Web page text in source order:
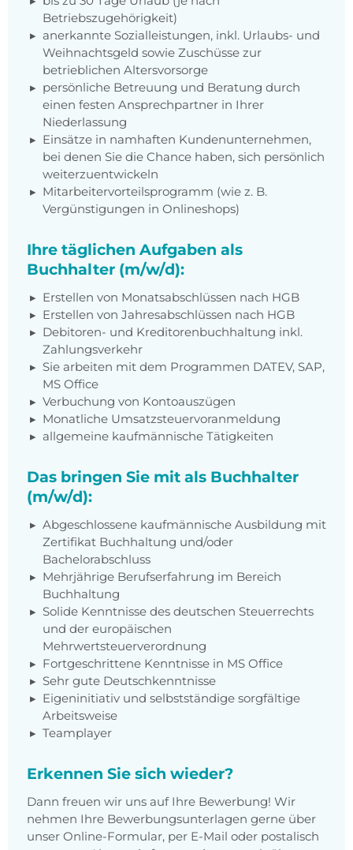
Betriebszugehörigkeit)
anerkannte Sozialleistungen, inkl. Urlaubs- und
Weihnachtsgeld sowie Zuschüsse zur
betrieblichen Altersvorsorge
persönliche Betreuung und Beratung durch
einen festen Ansprechpartner in Ihrer
Niederlassung
Einsätze in namhaften Kundenunternehmen,
bei denen Sie die Chance haben, sich persönlich
weiterzuentwickeln
Mitarbeitervorteilsprogramm (wie z. B.
Vergünstigungen in Onlineshops)
Ihre täglichen Aufgaben als
Buchhalter (m/w/d):
Erstellen von Monatsabschlüssen nach HGB
Erstellen von Jahresabschlüssen nach HGB
Debitoren- und Kreditorenbuchhaltung inkl.
Zahlungsverkehr
Sie arbeiten mit dem Programmen DATEV, SAP,
MS Office
Verbuchung von Kontoauszügen
Monatliche Umsatzsteuervoranmeldung
allgemeine kaufmännische Tätigkeiten
Das bringen Sie mit als Buchhalter
(m/w/d):
Abgeschlossene kaufmännische Ausbildung mit
Zertifikat Buchhaltung und/oder
Bachelorabschluss
Mehrjährige Berufserfahrung im Bereich
Buchhaltung
Solide Kenntnisse des deutschen Steuerrechts
und der europäischen
Mehrwertsteuerverordnung
Fortgeschrittene Kenntnisse in MS Office
Sehr gute Deutschkenntnisse
Eigeninitiativ und selbstständige sorgfältige
Arbeitsweise
Teamplayer
Erkennen Sie sich wieder?
Dann freuen wir uns auf Ihre Bewerbung! Wir
nehmen Ihre Bewerbungsunterlagen gerne über
unser Online-Formular, per E-Mail oder postalisch